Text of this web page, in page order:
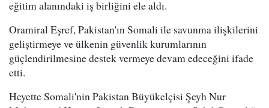
eğitim alanındaki iş birliğini ele aldı.
Oramiral Eşref, Pakistan'ın Somali ile savunma ilişkilerini
geliştirmeye ve ülkenin güvenlik kurumlarının
güçlendirilmesine destek vermeye devam edeceğini ifade
etti.
Heyette Somali'nin Pakistan Büyükelçisi Şeyh Nur